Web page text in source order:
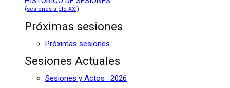
(sesiones siglo XXI)
Próximas sesiones
Próximas sesiones
Sesiones Actuales
Sesiones y Actos · 2026